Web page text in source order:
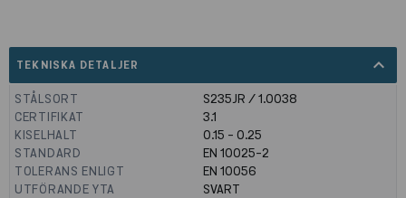
TEKNISKA DETALJER expand_less
STÅLSORT
S235JR / 1.0038
CERTIFIKAT
3.1
KISELHALT
0.15 - 0.25
STANDARD
EN 10025-2
TOLERANS ENLIGT
EN 10056
UTFÖRANDE YTA
SVART